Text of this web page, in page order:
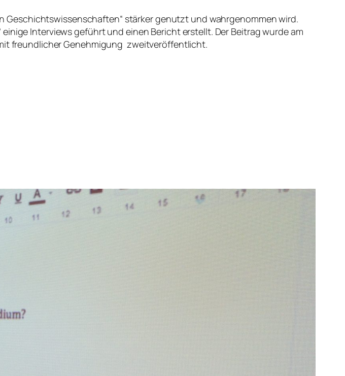
Geschichtswissenschaften“ stärker genutzt und wahrgenommen wird.
Interviews geführt und einen Bericht erstellt. Der Beitrag wurde am
freundlicher Genehmigung zweitveröffentlicht.